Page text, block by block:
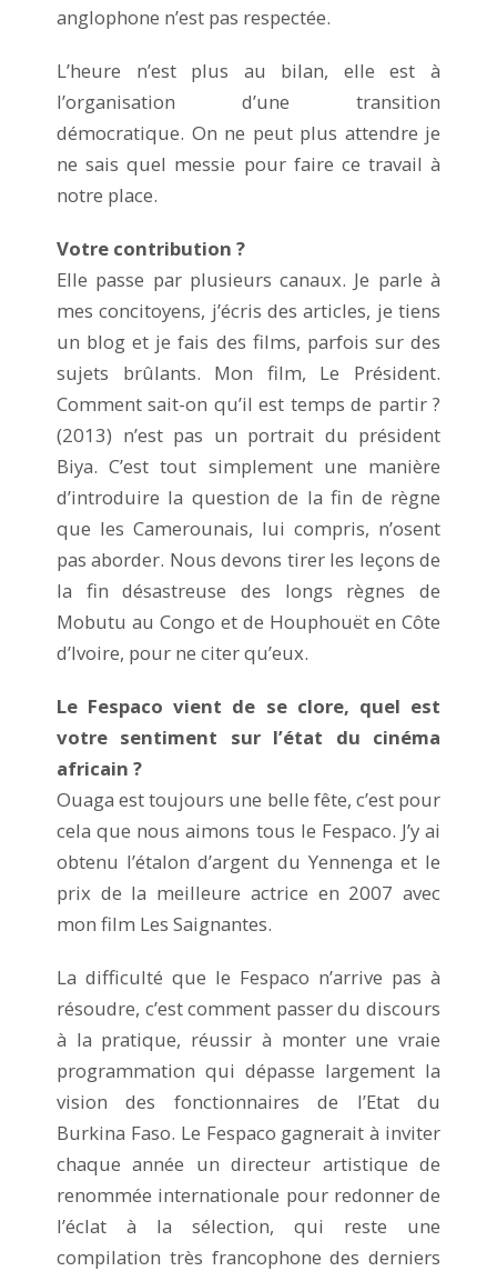
anglophone n’est pas respectée.
L’heure n’est plus au bilan, elle est à
l’organisation d’une transition
démocratique. On ne peut plus attendre je
ne sais quel messie pour faire ce travail à
notre place.
Votre contribution ?
Elle passe par plusieurs canaux. Je parle à
mes concitoyens, j’écris des articles, je tiens
un blog et je fais des films, parfois sur des
sujets brûlants. Mon film, Le Président.
Comment sait-on qu’il est temps de partir ?
(2013) n’est pas un portrait du président
Biya. C’est tout simplement une manière
d’introduire la question de la fin de règne
que les Camerounais, lui compris, n’osent
pas aborder. Nous devons tirer les leçons de
la fin désastreuse des longs règnes de
Mobutu au Congo et de Houphouët en Côte
d’Ivoire, pour ne citer qu’eux.
Le Fespaco vient de se clore, quel est
votre sentiment sur l’état du cinéma
africain ?
Ouaga est toujours une belle fête, c’est pour
cela que nous aimons tous le Fespaco. J’y ai
obtenu l’étalon d’argent du Yennenga et le
prix de la meilleure actrice en 2007 avec
mon film Les Saignantes.
La difficulté que le Fespaco n’arrive pas à
résoudre, c’est comment passer du discours
à la pratique, réussir à monter une vraie
programmation qui dépasse largement la
vision des fonctionnaires de l’Etat du
Burkina Faso. Le Fespaco gagnerait à inviter
chaque année un directeur artistique de
renommée internationale pour redonner de
l’éclat à la sélection, qui reste une
compilation très francophone des derniers